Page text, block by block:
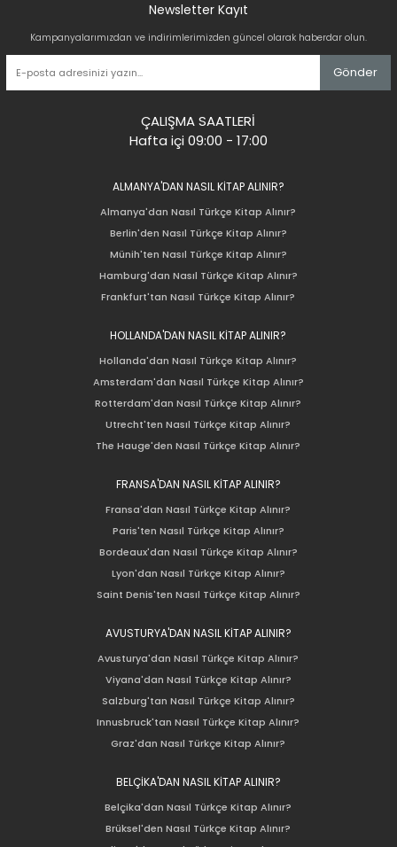
Newsletter Kayıt
Kampanyalarımızdan ve indirimlerimizden güncel olarak haberdar olun.
Gönder
ÇALIŞMA SAATLERİ
Hafta içi 09:00 - 17:00
ALMANYA'DAN NASIL KİTAP ALINIR?
Almanya'dan Nasıl Türkçe Kitap Alınır?
Berlin'den Nasıl Türkçe Kitap Alınır?
Münih'ten Nasıl Türkçe Kitap Alınır?
Hamburg'dan Nasıl Türkçe Kitap Alınır?
Frankfurt'tan Nasıl Türkçe Kitap Alınır?
HOLLANDA'DAN NASIL KİTAP ALINIR?
Hollanda'dan Nasıl Türkçe Kitap Alınır?
Amsterdam'dan Nasıl Türkçe Kitap Alınır?
Rotterdam'dan Nasıl Türkçe Kitap Alınır?
Utrecht'ten Nasıl Türkçe Kitap Alınır?
The Hauge'den Nasıl Türkçe Kitap Alınır?
FRANSA'DAN NASIL KİTAP ALINIR?
Fransa'dan Nasıl Türkçe Kitap Alınır?
Paris'ten Nasıl Türkçe Kitap Alınır?
Bordeaux'dan Nasıl Türkçe Kitap Alınır?
Lyon'dan Nasıl Türkçe Kitap Alınır?
Saint Denis'ten Nasıl Türkçe Kitap Alınır?
AVUSTURYA'DAN NASIL KİTAP ALINIR?
Avusturya'dan Nasıl Türkçe Kitap Alınır?
Viyana'dan Nasıl Türkçe Kitap Alınır?
Salzburg'tan Nasıl Türkçe Kitap Alınır?
Innusbruck'tan Nasıl Türkçe Kitap Alınır?
Graz'dan Nasıl Türkçe Kitap Alınır?
BELÇİKA'DAN NASIL KİTAP ALINIR?
Belçika'dan Nasıl Türkçe Kitap Alınır?
Brüksel'den Nasıl Türkçe Kitap Alınır?